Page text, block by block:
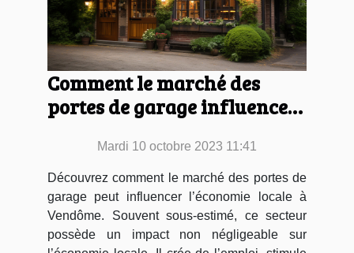
Comment le marché des
portes de garage influence
Mardi 10 octobre 2023 11:41
Découvrez comment le marché des portes de
garage peut influencer l’économie locale à
Vendôme. Souvent sous-estimé, ce secteur
possède un impact non négligeable sur